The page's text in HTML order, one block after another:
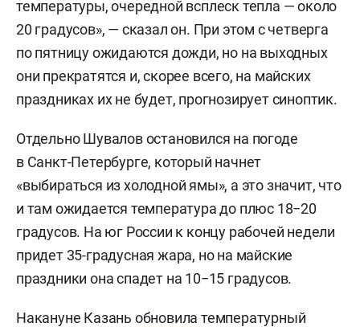
температуры, очередной всплеск тепла — около
20 градусов», — сказал он. При этом с четверга
по пятницу ожидаются дожди, но на выходных
они прекратятся и, скорее всего, на майских
праздниках их не будет, прогнозирует синоптик.
Отдельно Шувалов остановился на погоде
в Санкт-Петербурге, который начнет
«выбираться из холодной ямы», а это значит, что
и там ожидается температура до плюс 18−20
градусов. На юг России к концу рабочей недели
придет 35-градусная жара, но на майские
праздники она спадет на 10−15 градусов.
Накануне Казань обновила температурный